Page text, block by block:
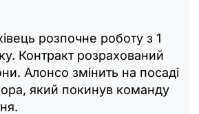
розпочне роботу з 1
Контракт розрахований
Алонсо змінить на посаді
який покинув команду